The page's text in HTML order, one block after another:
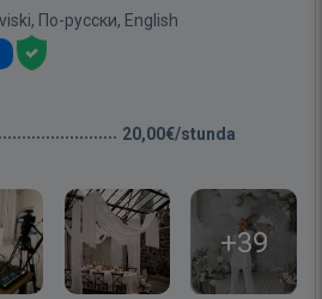
По-русски, English
20,00€/stunda
+39